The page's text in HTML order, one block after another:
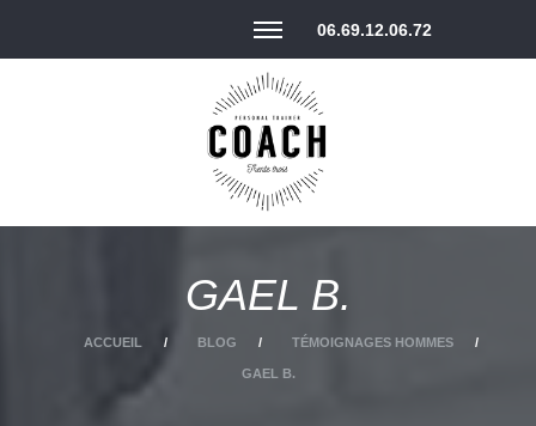
06.69.12.06.72
GAEL B.
ACCUEIL BLOG TÉMOIGNAGES HOMMES
GAEL B.